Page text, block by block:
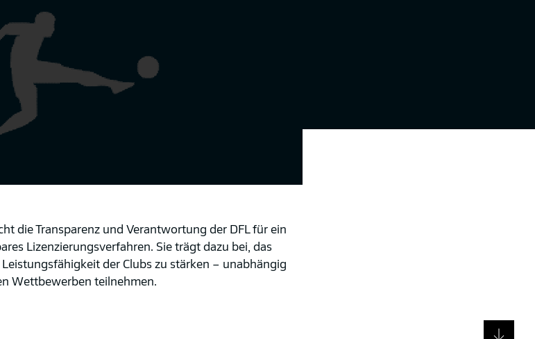
die Transparenz und Verantwortung der DFL für ein
Lizenzierungsverfahren. Sie trägt dazu bei, das
der Clubs zu stärken – unabhängig
Wettbewerben teilnehmen.
PDF-